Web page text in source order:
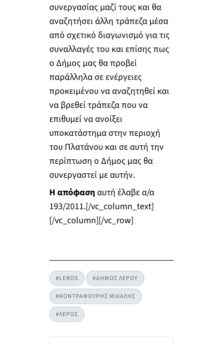
συνεργασίας μαζί τους και θα
αναζητήσει άλλη τράπεζα μέσα
από σχετικό διαγωνισμό για τις
συναλλαγές του και επίσης πως
ο Δήμος μας θα προβεί
παράλληλα σε ενέργειες
προκειμένου να αναζητηθεί και
να βρεθεί τράπεζα που να
επιθυμεί να ανοίξει
υποκατάστημα στην περιοχή
του Πλατάνου και σε αυτή την
περίπτωση ο Δήμος μας θα
συνεργαστεί με αυτήν.
Η απόφαση αυτή έλαβε α/α
193/2011.[/vc_column_text]
[/vc_column][/vc_row]
#LEROS #ΔΗΜΟΣ ΛΕΡΟΥ
#ΚΟΝΤΡΑΦΟΥΡΗΣ ΜΙΧΑΛΗΣ
#ΛΕΡΟΣ